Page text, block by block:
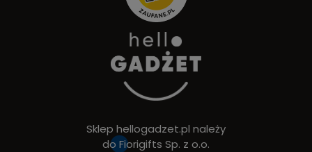
Sklep hellogadzet.pl należy
do Fiorigifts Sp. z o.o.